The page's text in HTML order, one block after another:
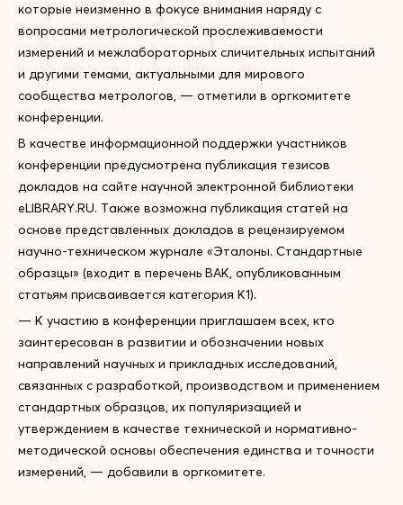
которые неизменно в фокусе внимания наряду с
вопросами метрологической прослеживаемости
измерений и межлабораторных сличительных испытаний
и другими темами, актуальными для мирового
сообщества метрологов, — отметили в оргкомитете
конференции.
В качестве информационной поддержки участников
конференции предусмотрена публикация тезисов
докладов на сайте научной электронной библиотеки
eLIBRARY.RU. Также возможна публикация статей на
основе представленных докладов в рецензируемом
научно-техническом журнале «Эталоны. Стандартные
образцы» (входит в перечень ВАК, опубликованным
статьям присваивается категория К1).
— К участию в конференции приглашаем всех, кто
заинтересован в развитии и обозначении новых
направлений научных и прикладных исследований,
связанных с разработкой, производством и применением
стандартных образцов, их популяризацией и
утверждением в качестве технической и нормативно-
методической основы обеспечения единства и точности
измерений, — добавили в оргкомитете.